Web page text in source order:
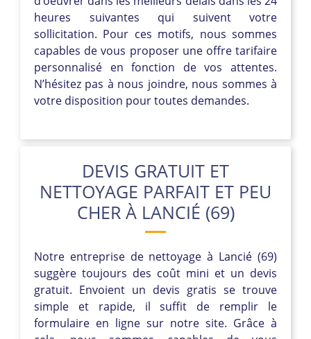
heures suivantes qui suivent votre
sollicitation. Pour ces motifs, nous sommes
capables de vous proposer une offre tarifaire
personnalisé en fonction de vos attentes.
N’hésitez pas à nous joindre, nous sommes à
votre disposition pour toutes demandes.
DEVIS GRATUIT ET
NETTOYAGE PARFAIT ET PEU
CHER À LANCIÉ (69)
Notre entreprise de nettoyage à Lancié (69)
suggère toujours des coût mini et un devis
gratuit. Envoient un devis gratis se trouve
simple et rapide, il suffit de remplir le
formulaire en ligne sur notre site. Grâce à